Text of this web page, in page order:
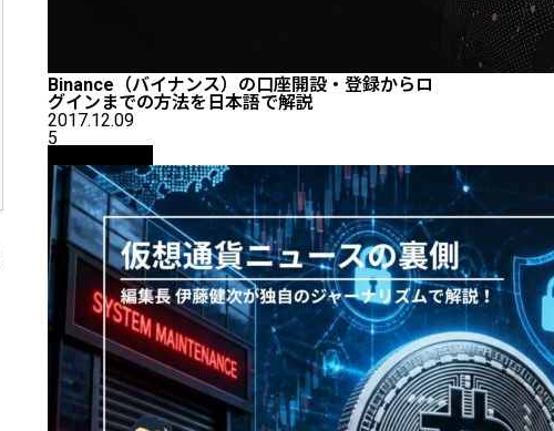
Binance（バイナンス）の口座開設・登録からロ
グインまでの方法を日本語で解説
2017.12.09
5